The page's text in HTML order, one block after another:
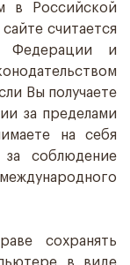
в Российской
считается
Федерации и
Вы получаете
за пределами
на себя
соблюдение
сохранять